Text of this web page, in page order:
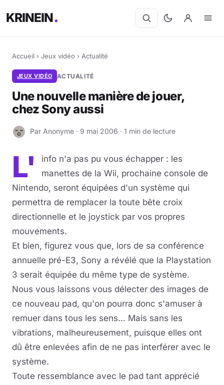
KRINEIN
Accueil › Jeux vidéo › Actualité
JEUX VIDÉO ACTUALITÉ
Une nouvelle manière de jouer,
chez Sony aussi
A Par Anonyme · 9 mai 2006 · 1 min de lecture
L'
info n'a pas pu vous échapper : les
manettes de la Wii, prochaine console de
Nintendo, seront équipées d'un système qui
permettra de remplacer la toute bête croix
directionnelle et le joystick par vos propres
mouvements.
Et bien, figurez vous que, lors de sa conférence
annuelle pré-E3, Sony a révélé que la Playstation
3 serait équipée du même type de système.
Nous vous laissons vous délecter des images de
ce nouveau pad, qu'on pourra donc s'amuser à
remuer dans tous les sens... Mais sans les
vibrations, malheureusement, puisque elles ont
dû être enlevées afin de ne pas interférer avec le
système.
Toute ressemblance avec le pad tant apprécié